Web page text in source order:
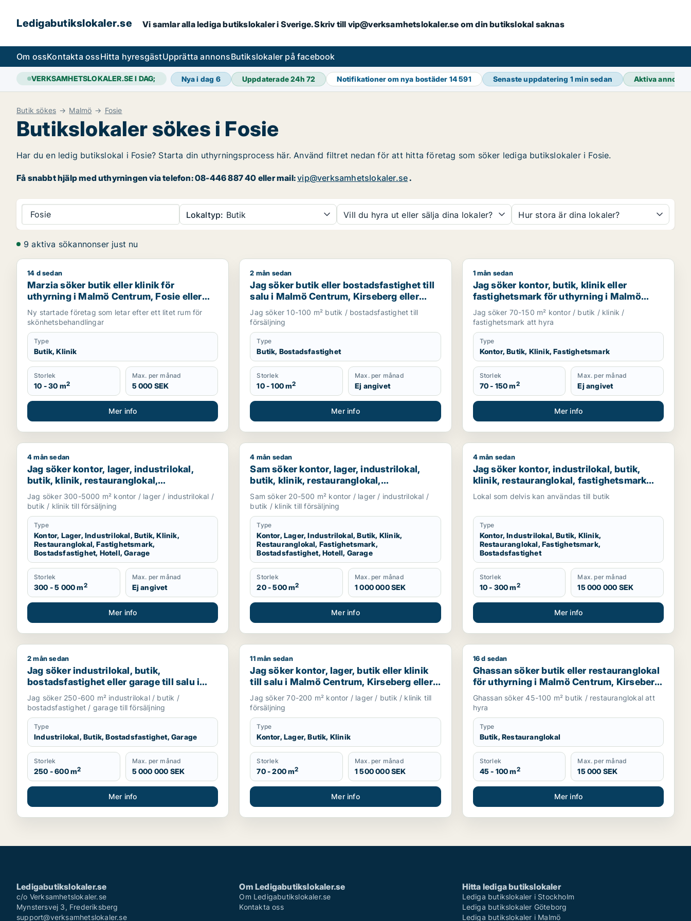
Ledigabutikslokaler.se Vi samlar alla lediga butikslokaler i Sverige. Skriv till vip@verksamhetslokaler.se om din butikslokal saknas
Om ossKontakta ossHitta hyresgästUpprätta annonsButikslokaler på facebook
VERKSAMHETSLOKALER.SE I DAG; Nya i dag 6 Uppdaterade 24h72 Notifikationer om nya bostäder 14 591 Senaste uppdatering 1 min sedan Aktiva
Butik sökes Malmö Fosie
Butikslokaler sökes i Fosie
Har du en ledig butikslokal i Fosie? Starta din uthyrningsprocess här. Använd filtret nedan för att hitta företag som söker lediga butikslokaler i Fosie.
Få snabbt hjälp med uthyrningen via telefon: 08-446 887 40 eller mail:vip@verksamhetslokaler.se.
Fosie Lokaltyp: Butik Vill du hyra ut eller sälja dina lokaler? Hur stora är dina lokaler?
9 aktiva sökannonser just nu
Marzia söker butik eller klinik för uthyrning i Malmö Centrum, Fosie eller Limhamn/Bunkeflo m.fl.
14 d sedan
Marzia söker butik eller klinik för
uthyrning i Malmö Centrum, Fosie eller
Limhamn/Bunkeflo m.fl.
Ny startade företag som letar efter ett litet rum för
skönhetsbehandlingar
Type
Butik, Klinik
Storlek
10 - 30 m2
Max. per månad
5 000 SEK
Mer info
Jag söker butik eller bostadsfastighet till salu i Malmö Centrum, Kirseberg eller Fosie m.fl.
2 mån sedan
Jag söker butik eller bostadsfastighet till
salu i Malmö Centrum, Kirseberg eller
Fosie m.fl.
Jag söker 10-100 m² butik / bostadsfastighet till
försäljning
Type
Butik, Bostadsfastighet
Storlek
10 - 100 m2
Max. per månad
Ej angivet
Mer info
Jag söker kontor, butik, klinik eller fastighetsmark
1 mån sedan
Jag söker kontor, butik, klinik eller
fastighetsmark för uthyrning i Malmö
Centrum, Kirseberg eller Husie m.fl.
Jag söker 70-150 m² kontor / butik / klinik /
fastighetsmark att hyra
Type
Kontor, Butik, Klinik, Fastighetsmark
Storlek
70 - 150 m2
Max. per månad
Ej angivet
Mer info
Jag söker kontor, lager, industrilokal, butik, klinik, restauranglokal, fastighetsmark, bostadsfastighet, hotell eller garage till salu i Malmö
4 mån sedan
Jag söker kontor, lager, industrilokal,
butik, klinik, restauranglokal,
fastighetsmark, bostadsfastighet, hotell
eller garage till salu i Malmö
Jag söker 300-5000 m² kontor / lager / industrilokal /
butik / klinik till försäljning
Type
Kontor, Lager, Industrilokal, Butik, Klinik,
Restauranglokal, Fastighetsmark,
Bostadsfastighet, Hotell, Garage
Storlek
300 - 5 000 m2
Max. per månad
Ej angivet
Mer info
Sam söker kontor, lager, industrilokal, butik, klinik, restauranglokal, fastighetsmark, bostadsfastighet, hotell
4 mån sedan
Sam söker kontor, lager, industrilokal,
butik, klinik, restauranglokal,
fastighetsmark, bostadsfastighet, hotell
eller garage till salu i Malmö
Sam söker 20-500 m² kontor / lager / industrilokal /
butik / klinik till försäljning
Type
Kontor, Lager, Industrilokal, Butik, Klinik,
Restauranglokal, Fastighetsmark,
Bostadsfastighet, Hotell, Garage
Storlek
20 - 500 m2
Max. per månad
1 000 000 SEK
Mer info
Jag söker kontor, industrilokal, butik, klinik,
4 mån sedan
Jag söker kontor, industrilokal, butik,
klinik, restauranglokal, fastighetsmark
eller bostadsfastighet till salu i Malmö
Lokal som delvis kan användas till butik
Type
Kontor, Industrilokal, Butik, Klinik,
Restauranglokal, Fastighetsmark,
Bostadsfastighet
Storlek
10 - 300 m2
Max. per månad
15 000 000 SEK
Mer info
Jag söker industrilokal, butik, bostadsfastighet eller garage till salu i Skåne
2 mån sedan
Jag söker industrilokal, butik,
bostadsfastighet eller garage till salu i
Skåne
Jag söker 250-600 m² industrilokal / butik /
bostadsfastighet / garage till försäljning
Type
Industrilokal, Butik, Bostadsfastighet, Garage
Storlek
250 - 600 m2
Max. per månad
5 000 000 SEK
Mer info
Jag söker kontor, lager, butik eller klinik till salu i Malmö Centrum, Kirseberg eller Husie m.fl.
11 mån sedan
Jag söker kontor, lager, butik eller klinik
till salu i Malmö Centrum, Kirseberg eller
Husie m.fl.
Jag söker 70-200 m² kontor / lager / butik / klinik till
försäljning
Type
Kontor, Lager, Butik, Klinik
Storlek
70 - 200 m2
Max. per månad
1 500 000 SEK
Mer info
Ghassan söker butik eller restauranglokal för
16 d sedan
Ghassan söker butik eller restauranglokal
för uthyrning i Malmö Centrum, Kirseberg
eller Husie m.fl.
Ghassan söker 45-100 m² butik / restauranglokal att
hyra
Type
Butik, Restauranglokal
Storlek
45 - 100 m2
Max. per månad
15 000 SEK
Mer info
Ledigabutikslokaler.se
c/o Verksamhetslokaler.se
Mynstersvej 3, Frederiksberg
support@verksamhetslokaler.se
Om Ledigabutikslokaler.se
Om Ledigabutikslokaler.se
Kontakta oss
Hitta lediga butikslokaler
Lediga butikslokaler i Stockholm
Lediga butikslokaler Göteborg
Lediga butikslokaler i Malmö